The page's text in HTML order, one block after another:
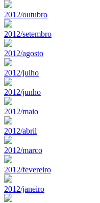
2012/outubro
2012/setembro
2012/agosto
2012/julho
2012/junho
2012/maio
2012/abril
2012/marco
2012/fevereiro
2012/janeiro